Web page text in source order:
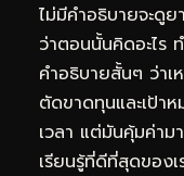
ไม่มีคำอธิบายจะดูย
ว่าตอนนั้นคิดอะไร
คำอธิบายสั้นๆ ว่าเ
ตัดขาดทุนและเป้า
เวลา แต่มันคุ้มค่าม
เรียนรู้ที่ดีที่สุดของเ